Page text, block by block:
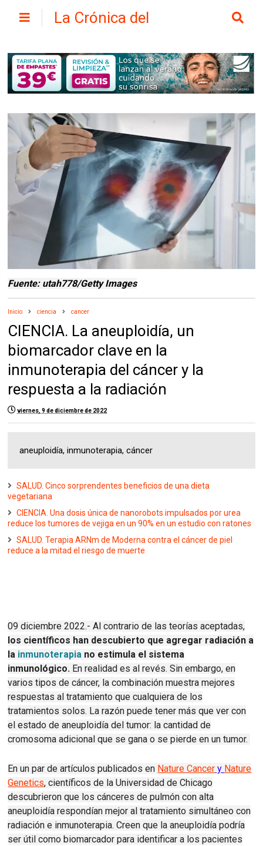
La Crónica del
Fuente: utah778/Getty Images
Inicio ciencia cancer
CIENCIA. La aneuploidía, un
biomarcador clave en la
inmunoterapia del cáncer y la
respuesta a la radiación
viernes, 9 de diciembre de 2022
aneuploidía, inmunoterapia, cáncer
SALUD. Cinco sorprendentes beneficios de una dieta
vegetariana
CIENCIA. Una dosis única de nanorobots impulsados ​​por urea
reduce los tumores de vejiga en un 90% en un estudio con ratones
SALUD. Terapia ARNm de Moderna contra el cáncer de piel
reduce a la mitad el riesgo de muerte
09 diciembre 2022.- Al contrario de las teorías aceptadas,
los científicos han descubierto que agregar radiación a
la inmunoterapia no estimula el sistema
inmunológico. En realidad es al revés.Sin embargo, en
varios tipos de cáncer, la combinación muestra mejores
respuestas al tratamiento que cualquiera de los
tratamientos solos. La razón puede tener más que ver con
el estado de aneuploidía del tumor: la cantidad de
cromosoma adicional que se gana o se pierde en un tumor.
En un par de artículos publicados en Nature Cancer y Nature
Genetics, científicos de la Universidad de Chicago
descubrieron que los cánceres de pulmón con alta
aneuploidía respondían mejor al tratamiento simultáneo con
radiación e inmunoterapia.Creen que la aneuploidía podría
ser útil como biomarcador para identificar a los pacientes